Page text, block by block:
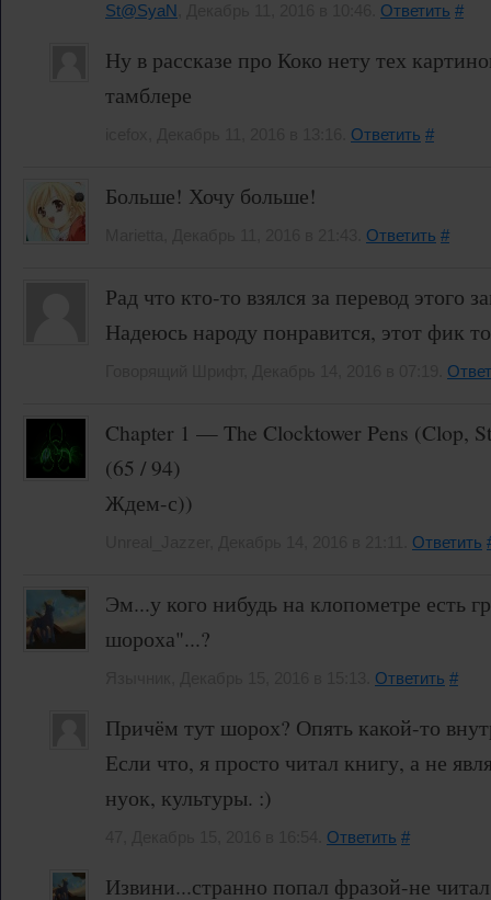
St@SyaN Ответить #
Ну в рассказе про Коко нету тех
тамблере
Ответить #
Больше! Хочу больше!
Ответить #
Рад что кто-то взялся за перевод этого
Надеюсь народу понравится, этот фик
Chapter 1 — The Clocktower Pens (Clop,
(65 / 94)
Ждем-с))
Ответить
Эм...у кого нибудь на клопометре есть
шороха"...?
Ответить #
Причём тут шорох? Опять какой-то
Если что, я просто читал книгу, а не
нуок, культуры. :)
Ответить #
Извини...странно попал фразой-не